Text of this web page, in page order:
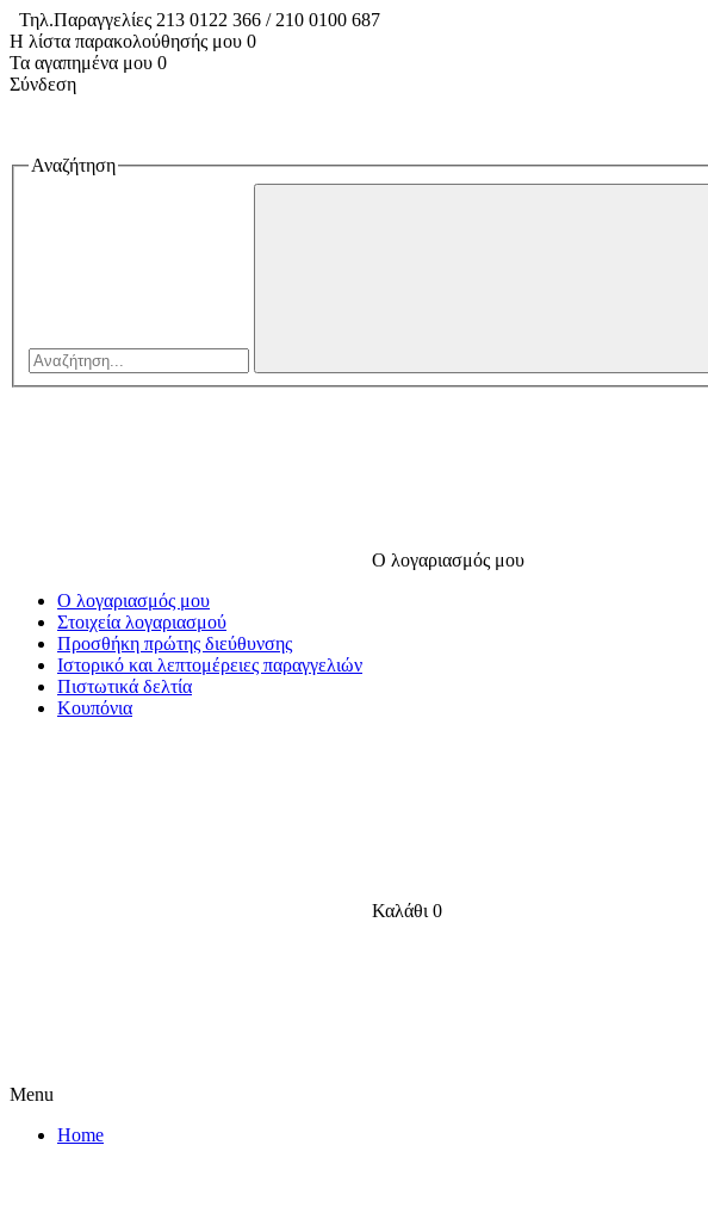
Τηλ.Παραγγελίες 213 0122 366 / 210 0100 687
Η λίστα παρακολούθησής μου 0
Τα αγαπημένα μου 0
Σύνδεση
Αναζήτηση
Ο λογαριασμός μου
Ο λογαριασμός μου
Στοιχεία λογαριασμού
Προσθήκη πρώτης διεύθυνσης
Ιστορικό και λεπτομέρειες παραγγελιών
Πιστωτικά δελτία
Κουπόνια
Καλάθι 0
Menu
Home